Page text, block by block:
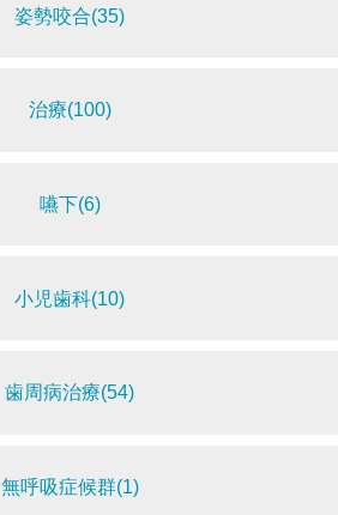
姿勢咬合(35)
治療(100)
嚥下(6)
小児歯科(10)
歯周病治療(54)
無呼吸症候群(1)